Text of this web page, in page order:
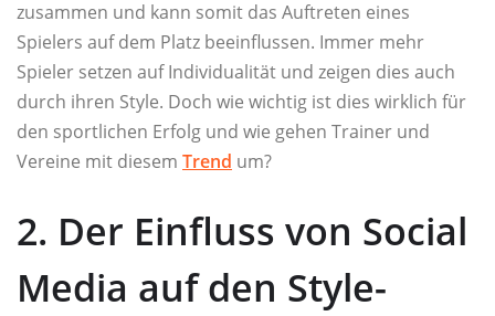
zusammen und kann somit das Auftreten eines
Spielers auf dem Platz beeinflussen. Immer mehr
Spieler setzen auf Individualität und zeigen dies auch
durch ihren Style. Doch wie wichtig ist dies wirklich für
den sportlichen Erfolg und wie gehen Trainer und
Vereine mit diesem Trend um?
2. Der Einfluss von Social
Media auf den Style-